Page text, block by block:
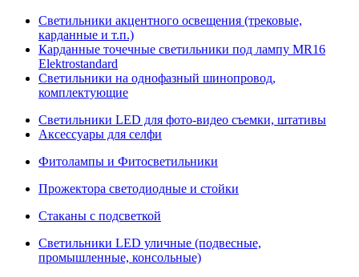
Светильники акцентного освещения (трековые,
карданные и т.п.)
Карданные точечные светильники под лампу MR16
Elektrostandard
Светильники на однофазный шинопровод,
комплектующие
Светильники LED для фото-видео съемки, штативы
Аксессуары для селфи
Фитолампы и Фитосветильники
Прожектора светодиодные и стойки
Стаканы с подсветкой
Светильники LED уличные (подвесные,
промышленные, консольные)